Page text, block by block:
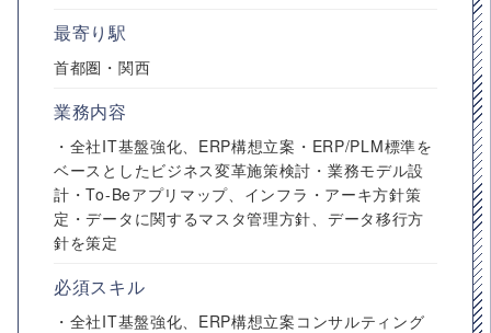
最寄り駅
首都圏・関西
業務内容
・全社IT基盤強化、ERP構想立案・ERP/PLM標準を
ベースとしたビジネス変革施策検討・業務モデル設
計・To-Beアプリマップ、インフラ・アーキ方針策
定・データに関するマスタ管理方針、データ移行方
針を策定
必須スキル
・全社IT基盤強化、ERP構想立案コンサルティング